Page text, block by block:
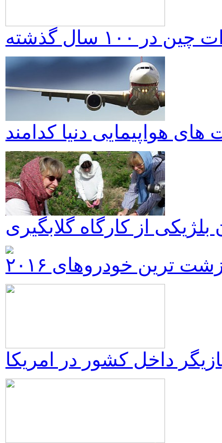
سال گذشته
هواپیمایی دنیا کدامند
از کارگاه گلابگیری
ترین خودروهای ۲۰۱۶
داخل کشور در امريكا